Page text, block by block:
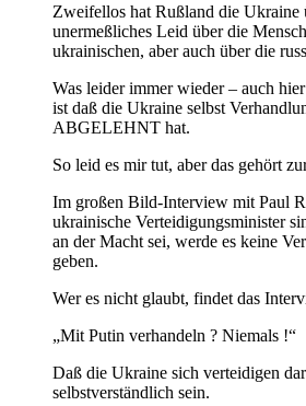
Zweifellos hat Rußland die Ukraine
unermeßliches Leid über die
ukrainischen, aber auch über die
Was leider immer wieder – auch
ist daß die Ukraine selbst
ABGELEHNT hat.
So leid es mir tut, aber das gehört
Im großen Bild-Interview mit Paul
ukrainische Verteidigungsminister
an der Macht sei, werde es keine
geben.
Wer es nicht glaubt, findet das
„Mit Putin verhandeln ? Niemals !“
Daß die Ukraine sich verteidigen
selbstverständlich sein.